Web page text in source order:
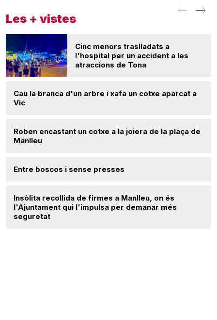
Les + vistes
Cinc menors traslladats a
l'hospital per un accident a les
atraccions de Tona
Cau la branca d'un arbre i xafa un cotxe aparcat a
Vic
Roben encastant un cotxe a la joiera de la plaça de
Manlleu
Entre boscos i sense presses
Insòlita recollida de firmes a Manlleu, on és
l'Ajuntament qui l'impulsa per demanar més
seguretat